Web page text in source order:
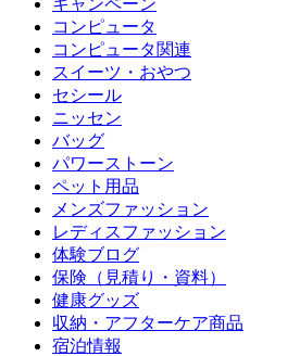
コンピュータ
コンピュータ関連
スイーツ・おやつ
セシール
ニッセン
バッグ
パワーストーン
ペット用品
メンズファッション
レディスファッション
体験ブログ
保険（見積り・資料）
健康グッズ
収納・アフターケア商品
宿泊情報